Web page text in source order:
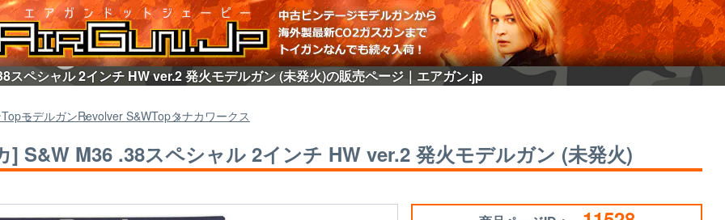
スペシャル 2インチ HW ver.2 発火モデルガン (未発火)の販売ページ｜エアガン.jp
TopモデルガンRevolver S&WTopタナカワークス
] S&W M36 .38スペシャル 2インチ HW ver.2 発火モデルガン (未発火)